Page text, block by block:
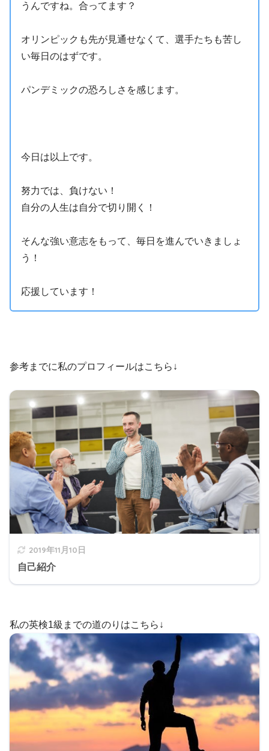
うんですね。合ってます？
オリンピックも先が見通せなくて、選手たちも苦し
い毎日のはずです。
パンデミックの恐ろしさを感じます。
今日は以上です。
努力では、負けない！
自分の人生は自分で切り開く！
そんな強い意志をもって、毎日を進んでいきましょ
う！
応援しています！
参考までに私のプロフィールはこちら↓
2019年11月10日
自己紹介
私の英検1級までの道のりはこちら↓